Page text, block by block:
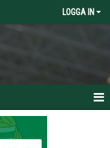
LOGGA IN